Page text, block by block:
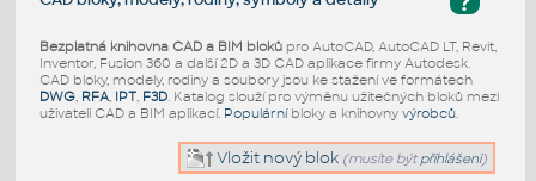
Bezplatná knihovna CAD a BIM blokůpro AutoCAD, AutoCAD LT, Revit,
Inventor, Fusion 360 a další 2D a 3D CAD aplikace firmy Autodesk.
CAD bloky, modely, rodiny a soubory jsou ke stažení ve formátech
DWG, RFA, IPT, F3D. Katalog slouží pro výměnu užitečných bloků mezi
uživateli CAD a BIM aplikací. Populárníbloky a knihovny výrobců.
Vložit nový blok (musíte být přihlášeni)